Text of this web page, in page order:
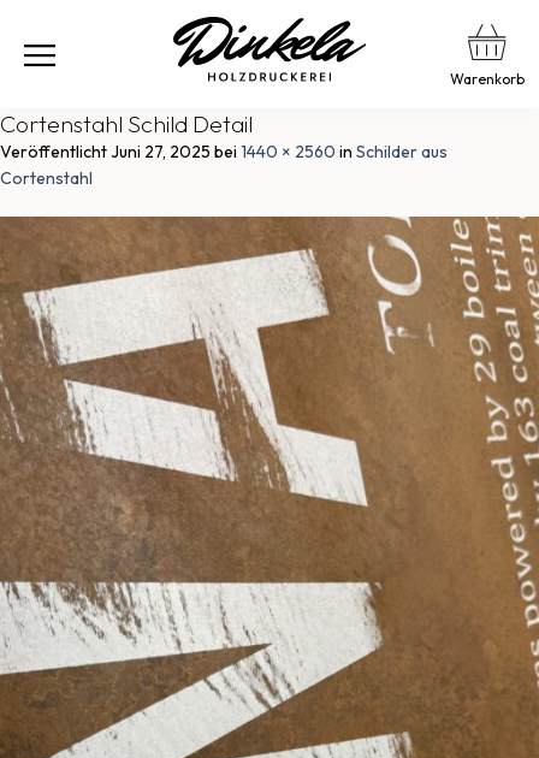
Warenkorb
Cortenstahl Schild Detail
VeröffentlichtJuni 27, 2025 bei 1440 × 2560 in Schilder aus
Cortenstahl